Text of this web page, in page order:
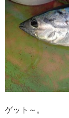
ゲット～。